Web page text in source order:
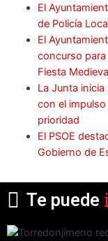
El
de Policía
El
concurso para
Fiesta
La Junta
con el
prioridad
El PSOE
Gobierno de
Te puede